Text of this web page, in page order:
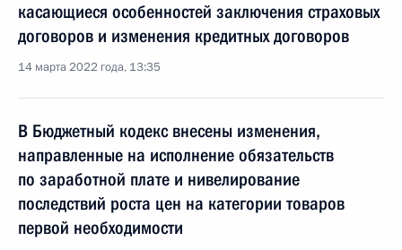
касающиеся особенностей заключения страховых
договоров и изменения кредитных договоров
14 марта 2022 года, 13:35
В Бюджетный кодекс внесены изменения,
направленные на исполнение обязательств
по заработной плате и нивелирование
последствий роста цен на категории товаров
первой необходимости